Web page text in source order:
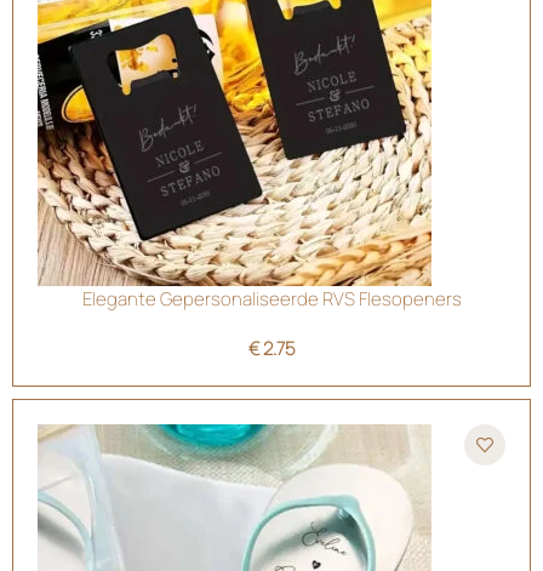
Elegante Gepersonaliseerde RVS Flesopeners
€2.75